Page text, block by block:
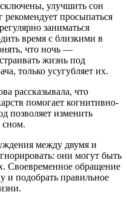
улучшить сон
просыпаться
заниматься
время с близкими в
что ночь —
жизнь под
только усугубляет их.
рассказывала, что
помогает когнитивно-
позволяет изменить
сном.
между двумя и
они могут быть
Своевременное обращение
и подобрать правильное